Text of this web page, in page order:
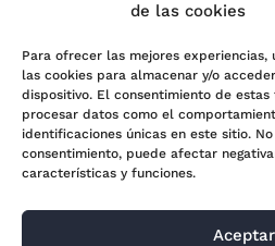
de las cookies
Para ofrecer las mejores experiencias,
las cookies para almacenar y/o
dispositivo. El consentimiento de
procesar datos como el
identificaciones únicas en este sitio.
consentimiento, puede afectar
características y funciones.
Aceptar
Categorías
Actualidad
Noticias Jurídicas
Subastas